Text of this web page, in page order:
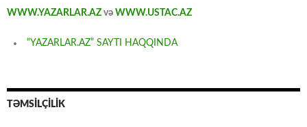
WWW.YAZARLAR.AZ və WWW.USTAC.AZ
“YAZARLAR.AZ” SAYTI HAQQINDA
TƏMSİLÇİLİK